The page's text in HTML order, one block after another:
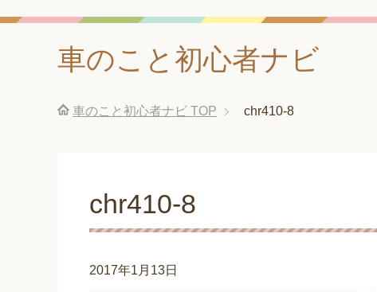
車のこと初心者ナビ
車のこと初心者ナビ TOP chr410-8
chr410-8
2017年1月13日